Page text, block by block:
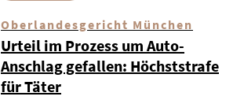
Oberlandesgericht München
Urteil im Prozess um Auto-
Anschlag gefallen: Höchststrafe
für Täter